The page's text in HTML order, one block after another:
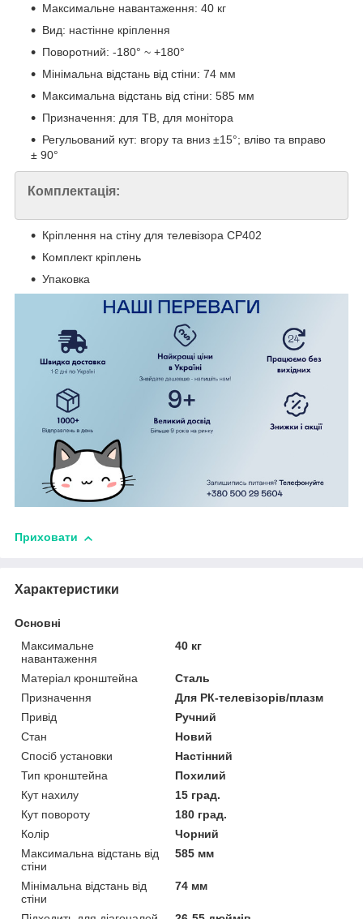
Максимальне навантаження: 40 кг
Вид: настінне кріплення
Поворотний: -180° ~ +180°
Мінімальна відстань від стіни: 74 мм
Максимальна відстань від стіни: 585 мм
Призначення: для ТВ, для монітора
Регульований кут: вгору та вниз ±15°; вліво та вправо
± 90°
Комплектація:
Кріплення на стіну для телевізора CP402
Комплект кріплень
Упаковка
Приховати
Характеристики
Основні
Максимальне
навантаження
40 кг
Матеріал кронштейна
Сталь
Призначення
Для РК-телевізорів/плазм
Привід
Ручний
Стан
Новий
Спосіб установки
Настінний
Тип кронштейна
Похилий
Кут нахилу
15 град.
Кут повороту
180 град.
Колір
Чорний
Максимальна відстань від
стіни
585 мм
Мінімальна відстань від
стіни
74 мм